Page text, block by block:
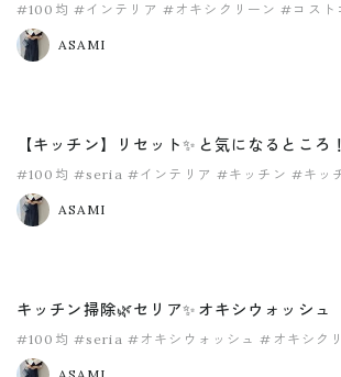
#100均 #インテリア #オキシクリーン #コスト
#マイホーム
ASAMI
【キッチン】リセット✨と気になるところ
#100均 #seria #インテリア #キッチン #キッ
#セリア
ASAMI
キッチン掃除🌿セリア✨オキシウォッシュ
#100均 #seria #オキシウォッシュ #オキシク
#セリア
ASAMI